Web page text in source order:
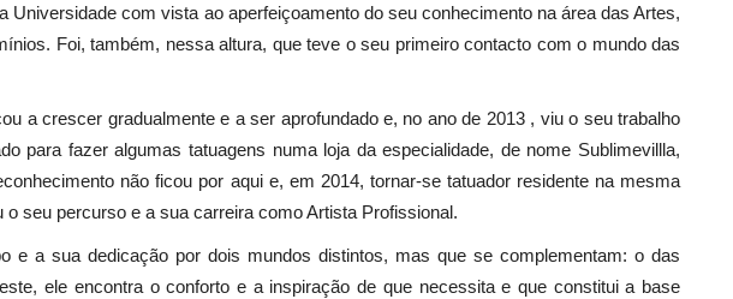
Universidade com vista ao aperfeiçoamento do seu conhecimento na área das Artes,
Foi, também, nessa altura, que teve o seu primeiro contacto com o mundo das
a crescer gradualmente e a ser aprofundado e, no ano de 2013 , viu o seu trabalho
para fazer algumas tatuagens numa loja da especialidade, de nome Sublimevillla,
não ficou por aqui e, em 2014, tornar-se tatuador residente na mesma
seu percurso e a sua carreira como Artista Profissional.
e a sua dedicação por dois mundos distintos, mas que se complementam: o das
ele encontra o conforto e a inspiração de que necessita e que constitui a base